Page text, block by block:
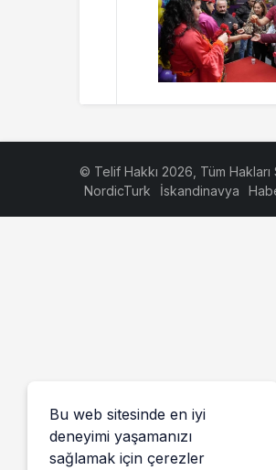
Bu web sitesinde en iyi
deneyimi yaşamanızı
sağlamak için çerezler
© Telif Hakkı 2026, Tüm Hakları
NordicTurk
İskandinavya